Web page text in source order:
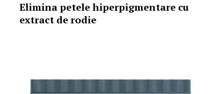
Elimina petele hiperpigmentare cu
extract de rodie